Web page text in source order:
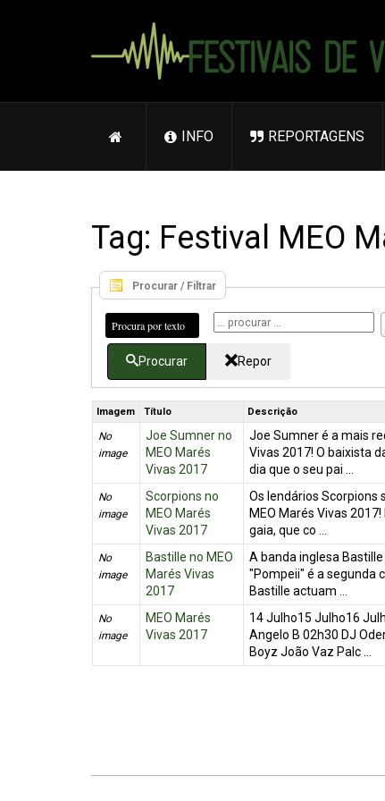
INFO REPORTAGENS
Tag: Festival MEO
Procurar / Filtrar
Procura por texto
Procurar Repor
Imagem Título Descrição
No
image
Joe Sumner no
MEO Marés
Vivas 2017
Joe Sumner é a mais
Vivas 2017! O baixista
dia que o seu pai ...
No
image
Scorpions no
MEO Marés
Vivas 2017
Os lendários Scorpions
MEO Marés Vivas
gaia, que co ...
No
image
Bastille no MEO
Marés Vivas
2017
A banda inglesa
"Pompeii" é a segunda
Bastille actuam ...
No
image
MEO Marés
Vivas 2017
14 Julho15 Julho16
Angelo B 02h30 DJ
Boyz João Vaz Palc ...